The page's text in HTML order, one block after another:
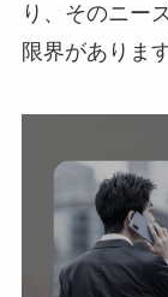
り、そのニー
限界があります